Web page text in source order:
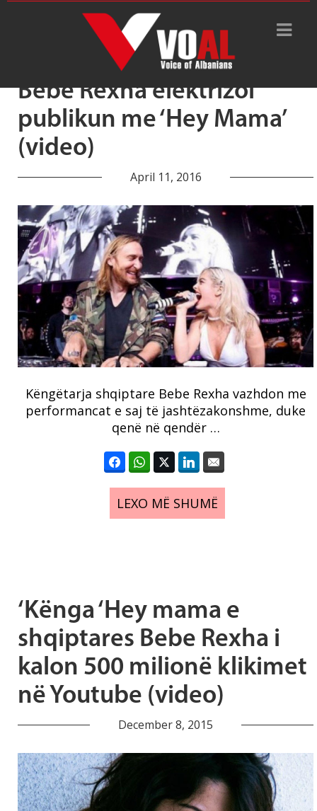
Tag Archive: Hey Mama
Bebe Rexha elektrizoi
publikun me ‘Hey Mama’
(video)
April 11, 2016
Këngëtarja shqiptare Bebe Rexha vazhdon me
performancat e saj të jashtëzakonshme, duke
qenë në qendër …
LEXO MË SHUMË
‘Kënga ‘Hey mama e
shqiptares Bebe Rexha i
kalon 500 milionë klikimet
në Youtube (video)
December 8, 2015